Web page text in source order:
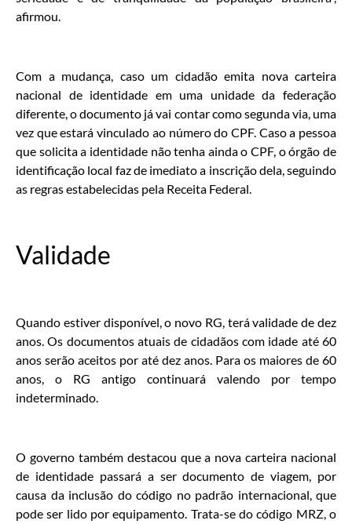
afirmou.
Com a mudança, caso um cidadão emita nova carteira
nacional de identidade em uma unidade da federação
diferente, o documento já vai contar como segunda via, uma
vez que estará vinculado ao número do CPF. Caso a pessoa
que solicita a identidade não tenha ainda o CPF, o órgão de
identificação local faz de imediato a inscrição dela, seguindo
as regras estabelecidas pela Receita Federal.
Validade
Quando estiver disponível, o novo RG, terá validade de dez
anos. Os documentos atuais de cidadãos com idade até 60
anos serão aceitos por até dez anos. Para os maiores de 60
anos, o RG antigo continuará valendo por tempo
indeterminado.
O governo também destacou que a nova carteira nacional
de identidade passará a ser documento de viagem, por
causa da inclusão do código no padrão internacional, que
pode ser lido por equipamento. Trata-se do código MRZ, o